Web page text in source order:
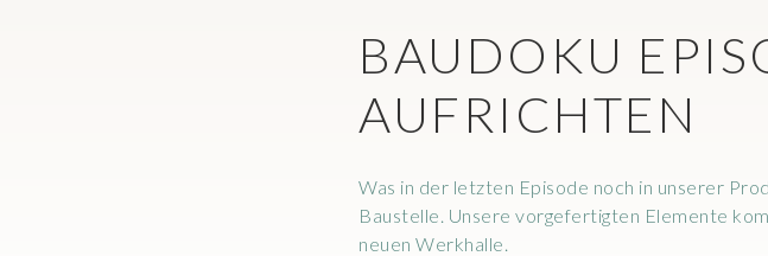
BAUDOKU
AUFRICHTEN
Was in der letzten Episode noch in unserer
Baustelle. Unsere vorgefertigten Elemente
neuen Werkhalle.